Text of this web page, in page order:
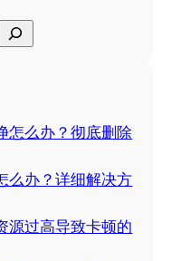
怎么办？彻底删除
么办？详细解决方
源过高导致卡顿的